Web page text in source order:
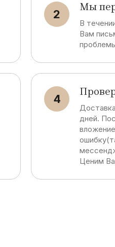
2
Мы
В
Вам
4
дней.
Ценим